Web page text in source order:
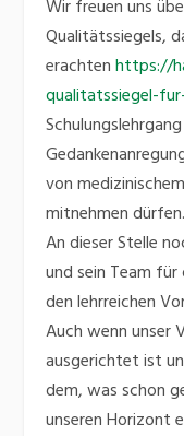
Wir freuen uns
Qualitätssiegels,
erachtenhttps://
qualitatssiegel-
von
mitnehmen dürfen.
An dieser Stelle
und sein Team für
den lehrreichen
Auch wenn unser
ausgerichtet ist
dem, was schon
unseren Horizont